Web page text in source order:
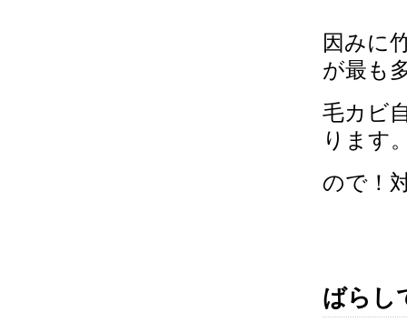
因みに
が最も
毛カビ
ります
ので！
ばらし